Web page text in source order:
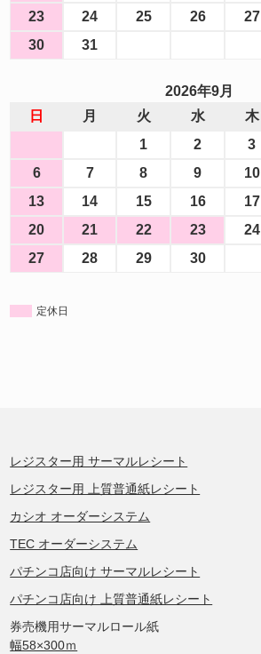
23
24 25 26 27
30
31
2026年9月
日
月 火 水 木
1
2 3
6
7 8 9 10
13
14 15 16 17
20
21 22 23 24
27
28 29 30
定休日
レジスター用 サーマルレシート
レジスター用 上質普通紙レシート
カシオ オーダーシステム
TEC オーダーシステム
パチンコ店向け サーマルレシート
パチンコ店向け 上質普通紙レシート
券売機用サーマルロール紙
幅58×300ｍ